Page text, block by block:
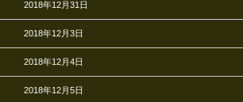
2018年12月31日
2018年12月3日
2018年12月4日
2018年12月5日